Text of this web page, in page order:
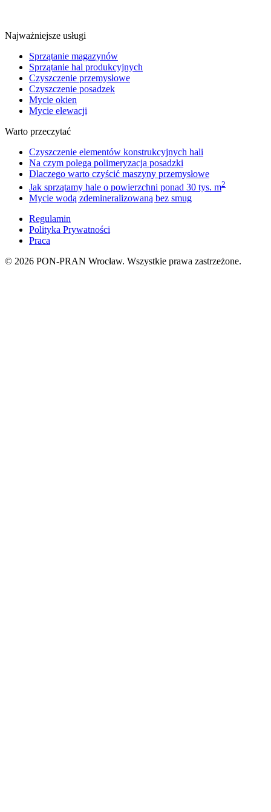
Najważniejsze usługi
Sprzątanie magazynów
Sprzątanie hal produkcyjnych
Czyszczenie przemysłowe
Czyszczenie posadzek
Mycie okien
Mycie elewacji
Warto przeczytać
Czyszczenie elementów konstrukcyjnych hali
Na czym polega polimeryzacja posadzki
Dlaczego warto czyścić maszyny przemysłowe
Jak sprzątamy hale o powierzchni ponad 30 tys. m2
Mycie wodą zdemineralizowaną bez smug
Regulamin
Polityka Prywatności
Praca
© 2026 PON-PRAN Wrocław. Wszystkie prawa zastrzeżone.